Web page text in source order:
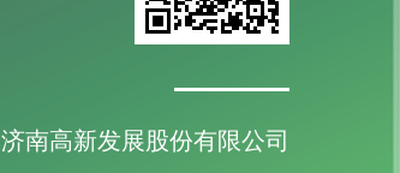
济南高新发展股份有限公司